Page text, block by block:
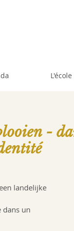
L'école
-
landelijke
un